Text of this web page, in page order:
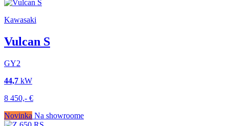
Kawasaki
Vulcan S
GY2
44,7 kW
8 450,- €
Novinka Na showroome